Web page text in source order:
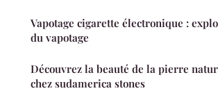
Vapotage cigarette électronique :
du vapotage
Découvrez la beauté de la pierre
chez sudamerica stones